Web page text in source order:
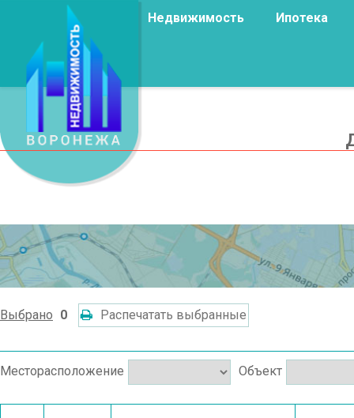
Недвижимость Ипотека
Выбрано 0 Распечатать выбранные
Месторасположение Объект